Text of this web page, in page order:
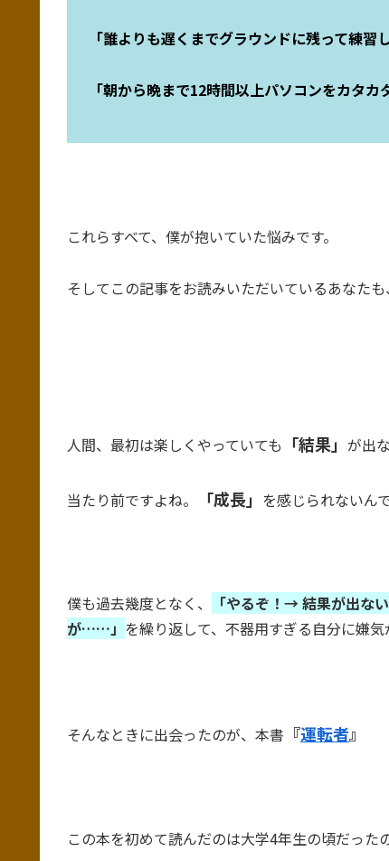
「誰よりも遅くまでグラウンドに残って練
「朝から晩まで12時間以上パソコンをカタ
これらすべて、僕が抱いていた悩みです。
そしてこの記事をお読みいただいているあなた
人間、最初は楽しくやっていても 「結果」 が出
当たり前ですよね。 「成長」 を感じられないん
僕も過去幾度となく、
「やるぞ！→ 結果が出
が……」 を繰り返して、不器用すぎる自分に嫌気
そんなときに出会ったのが、本書 『運転者』
この本を初めて読んだのは大学4年生の頃だった